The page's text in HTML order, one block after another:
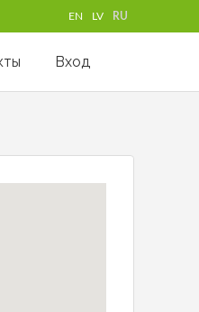
EN LV RU
Вход